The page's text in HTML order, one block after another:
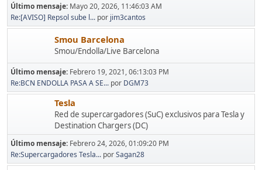
Último mensaje: Mayo 20, 2026, 11:46:03 AM
Re:[AVISO] Repsol sube l... por jim3cantos
Smou Barcelona
Smou/Endolla/Live Barcelona
Último mensaje: Febrero 19, 2021, 06:13:03 PM
Re:BCN ENDOLLA PASA A SE... por DGM73
Tesla
Red de supercargadores (SuC) exclusivos para Tesla y
Destination Chargers (DC)
Último mensaje: Febrero 24, 2026, 01:09:20 PM
Re:Supercargadores Tesla... porSagan28